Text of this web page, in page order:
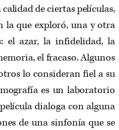
de ciertas películas,
que exploró, una y otra
el azar, la infidelidad, la
el fracaso. Algunos
lo consideran fiel a su
es un laboratorio
dialoga con alguna
de una sinfonía que se